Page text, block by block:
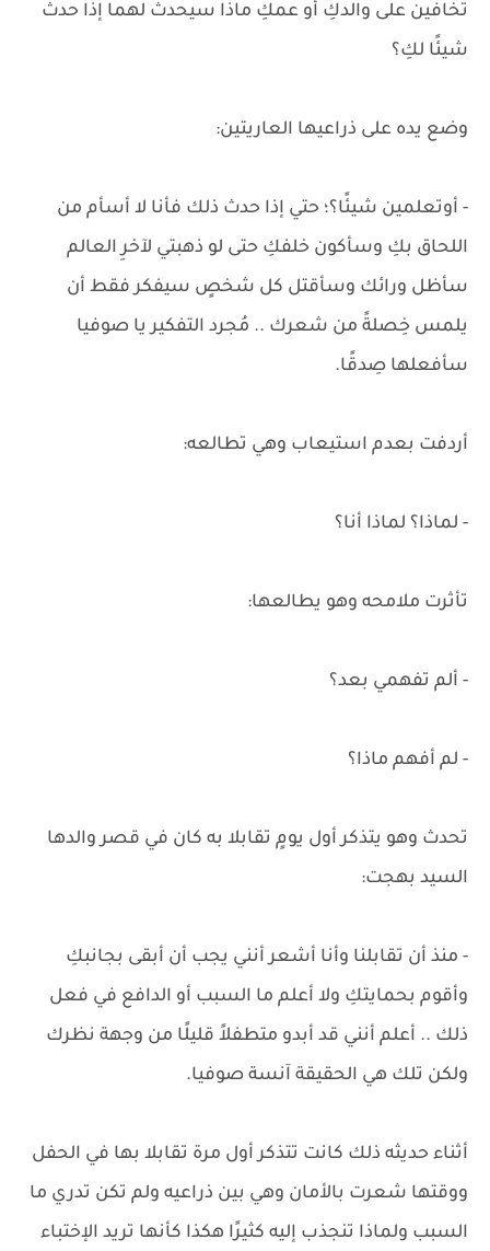
تخافين على والدكِ أو عمكِ ماذا سيحدث لهما إذا حدث
شيئًا لكِ؟
وضع يده على ذراعيها العاريتين:
- أوتعلمين شيئًا؟؛ حتي إذا حدث ذلك فأنا لا أسأم من
اللحاق بكِ وسأكون خلفكِ حتى لو ذهبتي لآخرِ العالم
سأظل ورائك وسأقتل كل شخصٍ سيفكر فقط أن
يلمس خِصلةً من شعرك .. مُجرد التفكير يا صوفيا
سأفعلها صِدقًا.
أردفت بعدم استيعاب وهي تطالعه:
- لماذا؟ لماذا أنا؟
تأثرت ملامحه وهو يطالعها:
- ألم تفهمي بعد؟
- لم أفهم ماذا؟
تحدث وهو يتذكر أول يومٍ تقابلا به كان في قصر والدها
السيد بهجت:
- منذ أن تقابلنا وأنا أشعر أنني يجب أن أبقى بجانبكِ
وأقوم بحمايتكِ ولا أعلم ما السبب أو الدافع في فعل
ذلك .. أعلم أنني قد أبدو متطفلاً قليلًا من وجهة نظرك
ولكن تلك هي الحقيقة آنسة صوفيا.
أثناء حديثه ذلك كانت تتذكر أول مرة تقابلا بها في الحفل
ووقتها شعرت بالأمان وهي بين ذراعيه ولم تكن تدري ما
السبب ولماذا تنجذب إليه كثيرًا هكذا كأنها تريد الإختباء